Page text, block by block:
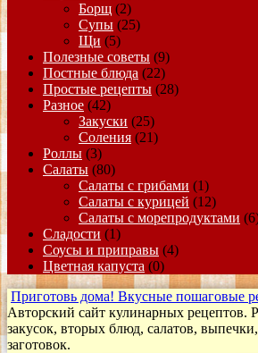
Борщ (2)
Супы (25)
Щи (5)
Полезные советы (9)
Постные блюда (22)
Простые рецепты (28)
Разное (42)
Закуски (25)
Соления (21)
Роллы (3)
Салаты (80)
Салаты с грибами (1)
Салаты с курицей (12)
Салаты с морепродуктами
Сладости (1)
Соусы и приправы (4)
Цветная капуста (0)
Приготовь дома! Вкусные пошаговые
Авторский сайт кулинарных рецептов.
закусок, вторых блюд, салатов,
заготовок.